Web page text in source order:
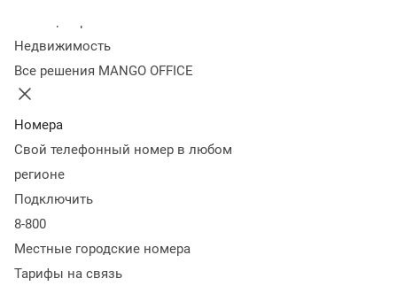
Недвижимость
Все решения MANGO OFFICE
Номера
Свой телефонный номер в любом
регионе
Подключить
8-800
Местные городские номера
Тарифы на связь
Решения MANGO OFFICE дают нам множество
преимуществ на рынке интернет-рекламы. Виртуальная
АТС обеспечивает наших клиентов телефонной связью,
обслуживания физическую АТС. Коллтрекинг помогает
отслеживать источники входящих звонков, позволяя
точно анализировать окупаемость рекламных вложений
клиента. Интеграция API добавляет данные по звонкам в
CRM, что в свою очередь, дает возможность
дополнительной автоматизации процессов продаж.
Партнёрство с MANGO OFFICE я могу охарактеризовать